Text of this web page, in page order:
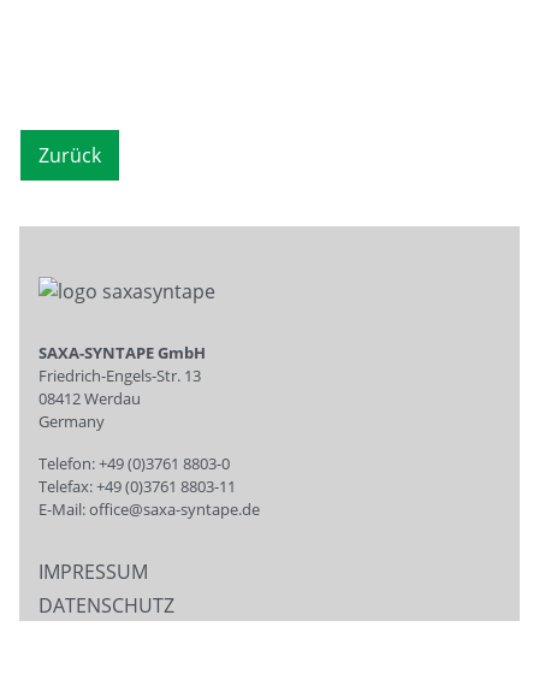
Zurück
SAXA-SYNTAPE GmbH
Friedrich-Engels-Str. 13
08412 Werdau
Germany
Telefon: +49 (0)3761 8803-0
Telefax: +49 (0)3761 8803-11
E-Mail:office@saxa-syntape.de
IMPRESSUM
DATENSCHUTZ